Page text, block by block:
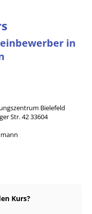
in
Bielefeld
Str. 42 33604
Kurs?